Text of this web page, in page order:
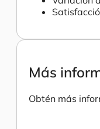
Más
Obtén más